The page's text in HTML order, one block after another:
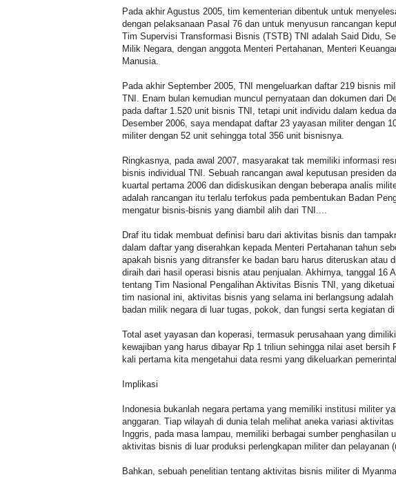
Pada akhir Agustus 2005, tim kementerian dibentuk untuk
dengan pelaksanaan Pasal 76 dan untuk menyusun rancangan
Tim Supervisi Transformasi Bisnis (TSTB) TNI adalah Said Didu,
Milik Negara, dengan anggota Menteri Pertahanan, Menteri
Manusia.
Pada akhir September 2005, TNI mengeluarkan daftar 219 bisnis
TNI. Enam bulan kemudian muncul pernyataan dan dokumen dari
pada daftar 1.520 unit bisnis TNI, tetapi unit individu dalam kedua
Desember 2006, saya mendapat daftar 23 yayasan militer dengan
militer dengan 52 unit sehingga total 356 unit bisnisnya.
Ringkasnya, pada awal 2007, masyarakat tak memiliki informasi
bisnis individual TNI. Sebuah rancangan awal keputusan presiden
kuartal pertama 2006 dan didiskusikan dengan beberapa analis
adalah rancangan itu terlalu terfokus pada pembentukan Badan
mengatur bisnis-bisnis yang diambil alih dari TNI....
Draf itu tidak membuat definisi baru dari aktivitas bisnis dan
dalam daftar yang diserahkan kepada Menteri Pertahanan tahun
apakah bisnis yang ditransfer ke badan baru harus diteruskan atau
diraih dari hasil operasi bisnis atau penjualan. Akhirnya, tanggal 16
tentang Tim Nasional Pengalihan Aktivitas Bisnis TNI, yang
tim nasional ini, aktivitas bisnis yang selama ini berlangsung
badan milik negara di luar tugas, pokok, dan fungsi serta kegiatan
Total aset yayasan dan koperasi, termasuk perusahaan yang
kewajiban yang harus dibayar Rp 1 triliun sehingga nilai aset
kali pertama kita mengetahui data resmi yang dikeluarkan
Implikasi
Indonesia bukanlah negara pertama yang memiliki institusi militer
anggaran. Tiap wilayah di dunia telah melihat aneka variasi
Inggris, pada masa lampau, memiliki berbagai sumber penghasilan
aktivitas bisnis di luar produksi perlengkapan militer dan pelayanan
Bahkan, sebuah penelitian tentang aktivitas bisnis militer di